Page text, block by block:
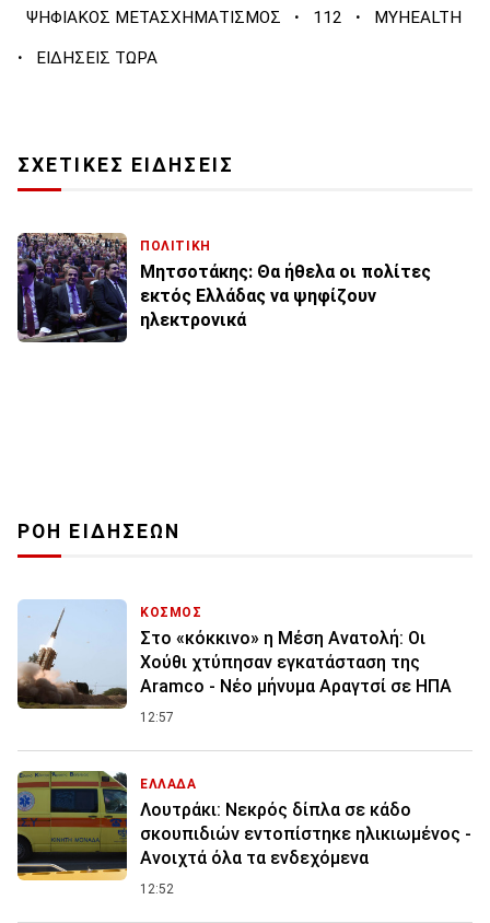
ΨΗΦΙΑΚΟΣ ΜΕΤΑΣΧΗΜΑΤΙΣΜΟΣ · 112 · MYHEALTH
· ΕΙΔΗΣΕΙΣ ΤΩΡΑ
ΣΧΕΤΙΚΕΣ ΕΙΔΗΣΕΙΣ
ΠΟΛΙΤΙΚΗ
Μητσοτάκης: Θα ήθελα οι πολίτες
εκτός Ελλάδας να ψηφίζουν
ηλεκτρονικά
ΡΟΗ ΕΙΔΗΣΕΩΝ
ΚΟΣΜΟΣ
Στο «κόκκινο» η Μέση Ανατολή: Οι
Χούθι χτύπησαν εγκατάσταση της
Aramco - Νέο μήνυμα Αραγτσί σε ΗΠΑ
12:57
ΕΛΛΑΔΑ
Λουτράκι: Νεκρός δίπλα σε κάδο
σκουπιδιών εντοπίστηκε ηλικιωμένος -
Ανοιχτά όλα τα ενδεχόμενα
12:52